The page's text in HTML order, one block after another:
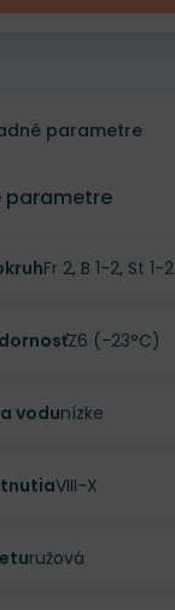
parametre
parametre
Fr 2, B 1-2, St 1-2
Z6 (-23°C)
vodunízke
VIII-X
ružová